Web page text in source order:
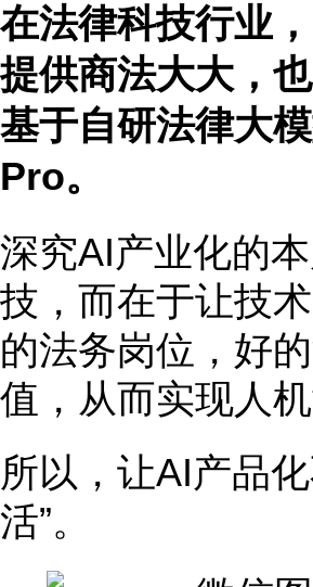
在法律科技行业
提供商法大大，
基于自研法律大
Pro。
深究AI产业化的
技，而在于让技
的法务岗位，好
值，从而实现人
所以，让AI产品
活”。